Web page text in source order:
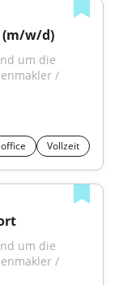
(m/w/d)
/
Vollzeit
/